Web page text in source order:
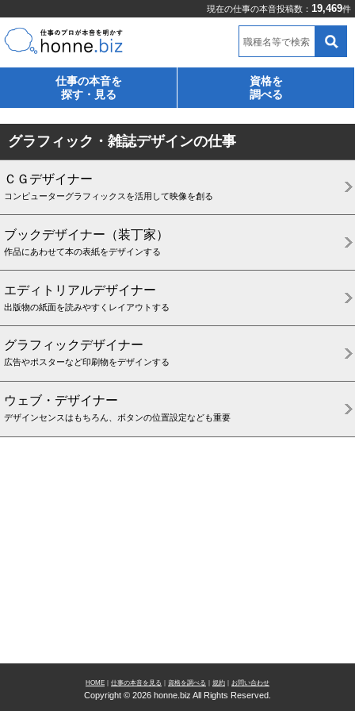
現在の仕事の本音投稿数： 19,469件
職種名等で検索
仕事の本音を
探す・見る
資格を
調べる
グラフィック・雑誌デザインの仕事
ＣＧデザイナー
コンピューターグラフィックスを活用して映像を創る
ブックデザイナー（装丁家）
作品にあわせて本の表紙をデザインする
エディトリアルデザイナー
出版物の紙面を読みやすくレイアウトする
グラフィックデザイナー
広告やポスターなど印刷物をデザインする
ウェブ・デザイナー
デザインセンスはもちろん、ボタンの位置設定なども重要
HOME ｜ 仕事の本音を見る ｜ 資格を調べる ｜ 規約 ｜ お問い合わせ
Copyright © 2026 honne.biz All Rights Reserved.